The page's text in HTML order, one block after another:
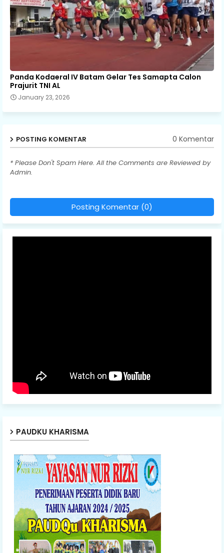
Panda Kodaeral IV Batam Gelar Tes Samapta Calon
Prajurit TNI AL
January 23, 2026
POSTING KOMENTAR 0 Komentar
* Please Don't Spam Here. All the Comments are Reviewed by
Admin.
Posting Komentar (0)
PAUDKU KHARISMA